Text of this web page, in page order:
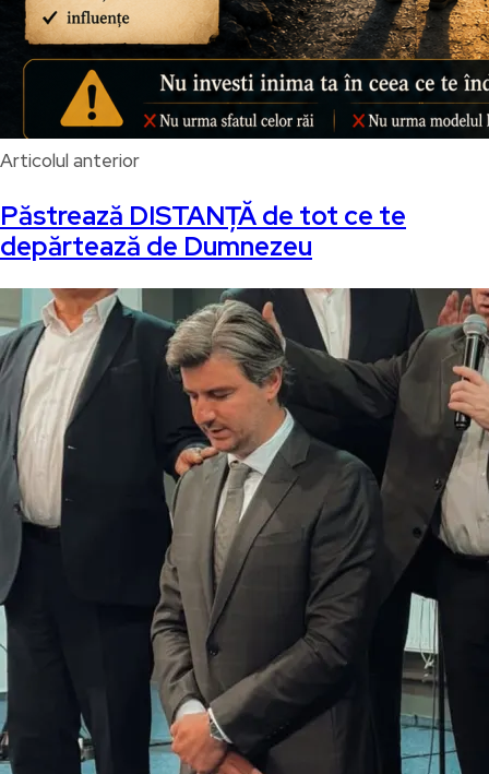
Articolul anterior
Păstrează DISTANȚĂ de tot ce te
depărtează de Dumnezeu